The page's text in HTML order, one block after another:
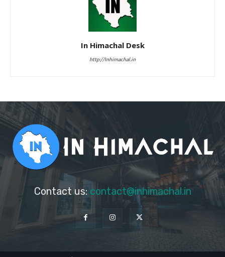
In Himachal Desk
http://Inhimachal.in
Contact us: contact@inhimachal.in